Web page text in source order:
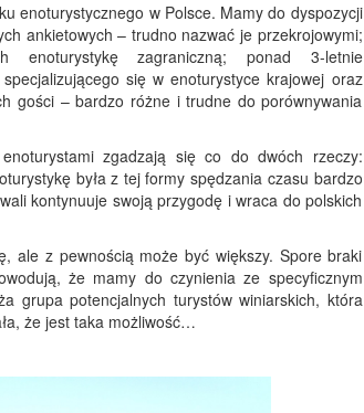
enoturystycznego w Polsce. Mamy do dyspozycji
ankietowych – trudno nazwać je przekrojowymi;
enoturystykę zagraniczną; ponad 3-letnie
się w enoturystyce krajowej oraz
gości – bardzo różne i trudne do porównywania
zgadzają się co do dwóch rzeczy:
była z tej formy spędzania czasu bardzo
kontynuuje swoją przygodę i wraca do polskich
ale z pewnością może być większy. Spore braki
że mamy do czynienia ze specyficznym
grupa potencjalnych turystów winiarskich, która
że jest taka możliwość…